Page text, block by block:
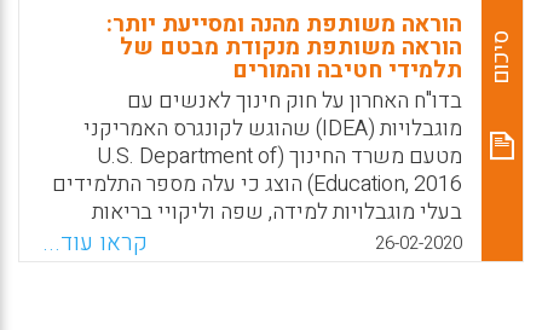
סיכום
הוראה משותפת מהנה ומסייעת יותר:
הוראה משותפת מנקודת מבטם של
תלמידי חטיבה והמורים
בדו"ח האחרון על חוק חינוך לאנשים עם
מוגבלויות (IDEA) שהוגש לקונגרס האמריקני
מטעם משרד החינוך (U.S. Department of
Education, 2016) הוצג כי עלה מספר התלמידים
בעלי מוגבלויות למידה, שפה וליקויי בריאות
אחרים שנכנסו לקטגוריה של בעלי מוגבלויות עם
השכלה גבוהה. אחת הסיבות לשיפור זה עשויה
26-02-2020 קראו עוד...